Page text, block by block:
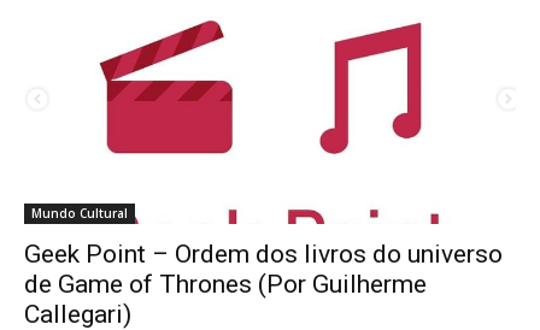
Mundo Cultural
Geek Point – Ordem dos livros do universo
de Game of Thrones (Por Guilherme
Callegari)